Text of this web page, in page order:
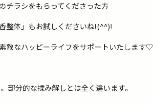
チラシをもらってくださった方
整体 」もお試しくださいね!(^^)!
敵なハッピーライフをサポートいたします♡
部分的な揉み解しとは全く違います。